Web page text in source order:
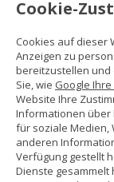
PARTNER
Kontakt
(+34) 91 594 37
Gustavo
28002 Madrid,
Sitemap
Cookie-
Cookies auf dieser
Anzeigen zu
bereitzustellen und
Sie, wie Google
Website Ihre
Informationen über
für soziale Medien,
anderen
Verfügung gestellt
Dienste